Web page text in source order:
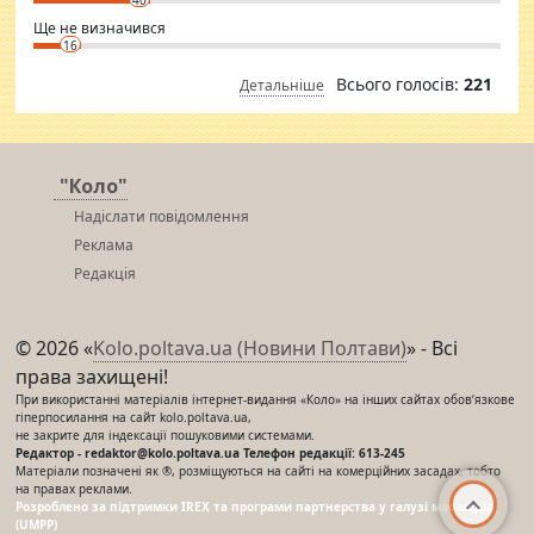
Ще не визначився
16
Детальніше Всього голосів: 221
"Коло"
Надіслати повідомлення
Реклама
Редакція
© 2026 «Kolo.poltava.ua (Новини Полтави)» - Всі
права захищені!
При використанні матеріалів інтернет-видання «Коло» на інших сайтах обов’язкове
гіперпосилання на сайт kolo.poltava.ua,
не закрите для індексації пошуковими системами.
Редактор - redaktor@kolo.poltava.ua Телефон редакції: 613-245
Матеріали позначені як ®, розміщуються на сайті на комерційних засадах, тобто
на правах реклами.
Розроблено за підтримки IREX та програми партнерства у галузі мас-медіа
(UMPP)